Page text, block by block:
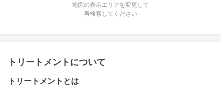
地図の表示エリアを変更して
再検索してください
トリートメントについて
トリートメントとは